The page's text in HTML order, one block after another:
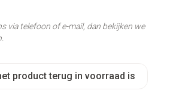
product terug in voorraad is
via telefoon of e-mail, dan bekijken we